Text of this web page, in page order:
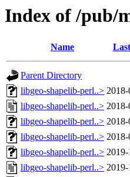
Index of /pub/
Name
Parent Directory
libgeo-shapelib-perl..>
libgeo-shapelib-perl..>
libgeo-shapelib-perl..>
libgeo-shapelib-perl..>
libgeo-shapelib-perl..>
libgeo-shapelib-perl..>